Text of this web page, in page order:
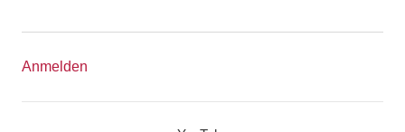
Anmelden